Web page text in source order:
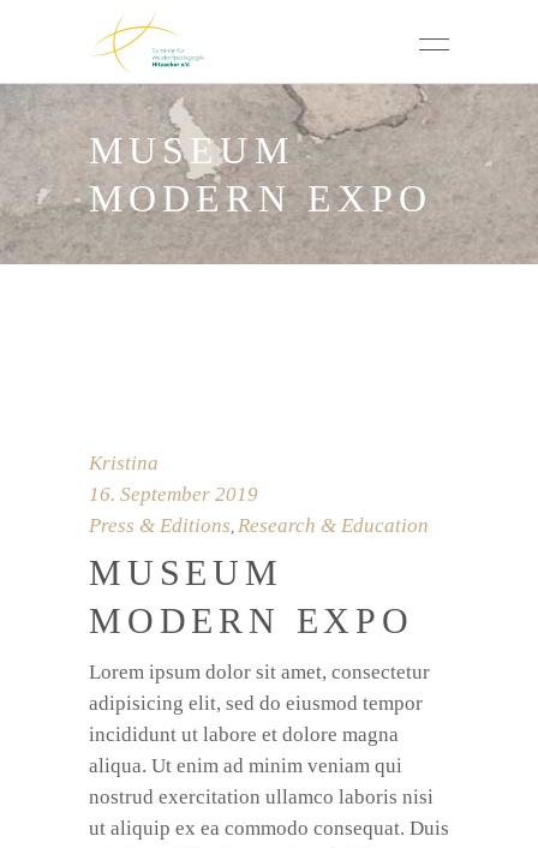
MUSEUM
MODERN EXPO
Kristina
16. September 2019
Press & Editions, Research & Education
MUSEUM
MODERN EXPO
Lorem ipsum dolor sit amet, consectetur
adipisicing elit, sed do eiusmod tempor
incididunt ut labore et dolore magna
aliqua. Ut enim ad minim veniam qui
nostrud exercitation ullamco laboris nisi
ut aliquip ex ea commodo consequat. Duis